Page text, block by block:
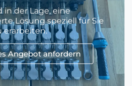
in der Lage, eine
Lösung speziell für Sie
erarbeiten.
Angebot anfordern